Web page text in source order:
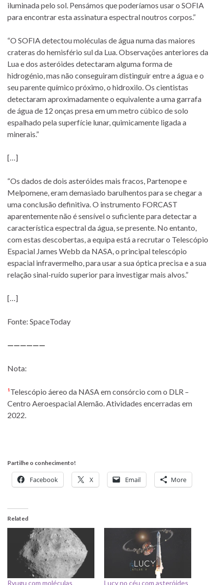
iluminada pelo sol. Pensámos que poderíamos usar o SOFIA
para encontrar esta assinatura espectral noutros corpos.”
“O SOFIA detectou moléculas de água numa das maiores
crateras do hemisfério sul da Lua. Observações anteriores da
Lua e dos asteróides detectaram alguma forma de
hidrogénio, mas não conseguiram distinguir entre a água e o
seu parente químico próximo, o hidroxilo. Os cientistas
detectaram aproximadamente o equivalente a uma garrafa
de água de 12 onças presa em um metro cúbico de solo
espalhado pela superfície lunar, quimicamente ligada a
minerais.”
[…]
“Os dados de dois asteróides mais fracos, Partenope e
Melpomene, eram demasiado barulhentos para se chegar a
uma conclusão definitiva. O instrumento FORCAST
aparentemente não é sensível o suficiente para detectar a
característica espectral da água, se presente. No entanto,
com estas descobertas, a equipa está a recrutar o Telescópio
Espacial James Webb da NASA, o principal telescópio
espacial infravermelho, para usar a sua óptica precisa e a sua
relação sinal-ruído superior para investigar mais alvos.”
[…]
Fonte: SpaceToday
——————
Nota:
¹Telescópio áereo da NASA em consórcio com o DLR –
Centro Aeroespacial Alemão. Atividades encerradas em
2022.
Partilhe o conhecimento!
Facebook X Email More
Related
Ryugu com moléculas Lucy no céu com asteróides